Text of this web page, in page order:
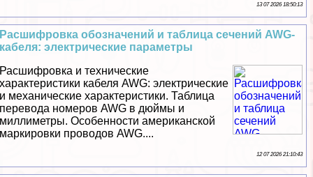
13 07 2026 18:50:13
Расшифровка обозначений и таблица сечений AWG-
кабеля: электрические параметры
Расшифровка и технические
хаpaктеристики кабеля AWG: электрические
и механические хаpaктеристики. Таблица
перевода номеров AWG в дюймы и
миллиметры. Особенности американской
маркировки проводов AWG....
12 07 2026 21:10:43